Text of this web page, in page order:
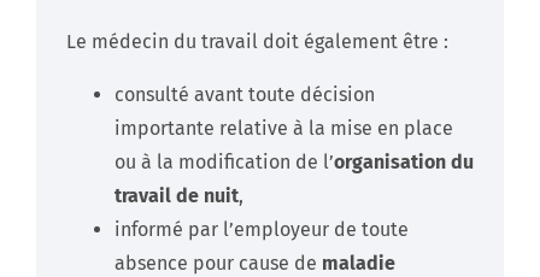
Le médecin du travail doit également être :
consulté avant toute décision
importante relative à la mise en place
ou à la modification de l’organisation du
travail de nuit,
informé par l’employeur de toute
absence pour cause de maladie